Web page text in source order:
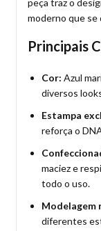
moderno que se
Principais
Cor: Azul
diversos
Estampa
reforça o
maciez e
todo o uso.
Modelagem
diferentes